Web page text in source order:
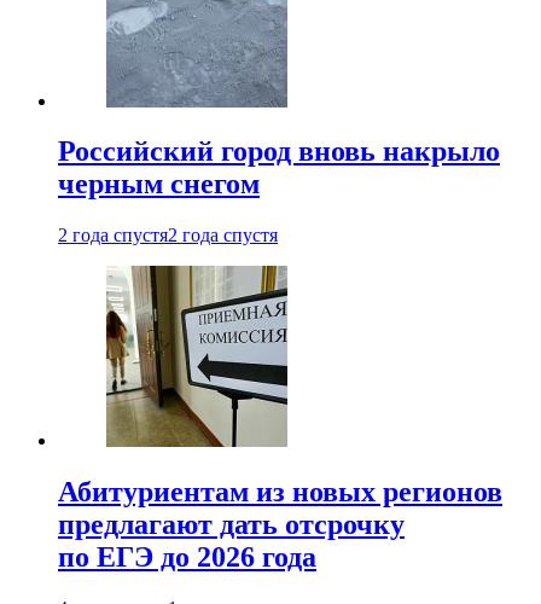
Российский город вновь накрыло
черным снегом
2 года спустя2 года спустя
Абитуриентам из новых регионов
предлагают дать отсрочку
по ЕГЭ до 2026 года